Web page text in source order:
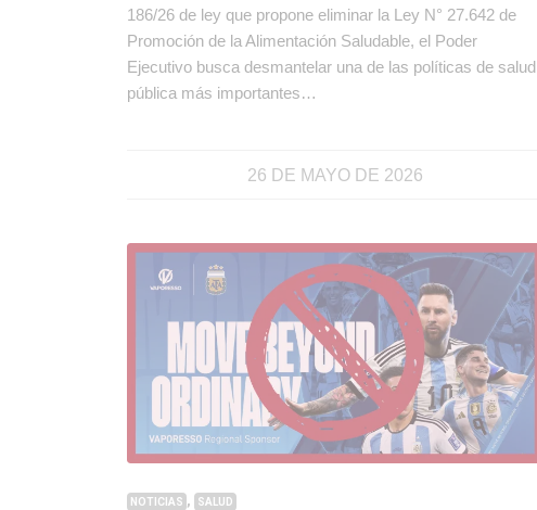
186/26 de ley que propone eliminar la Ley N° 27.642 de
Promoción de la Alimentación Saludable, el Poder
Ejecutivo busca desmantelar una de las políticas de salud
pública más importantes…
26 DE MAYO DE 2026
NOTICIAS , SALUD